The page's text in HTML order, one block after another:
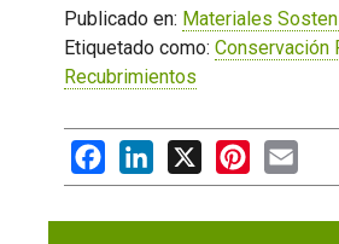
Publicado en: Materiales
Etiquetado como: Conservación
Recubrimientos
FacebookLinkedIn
X PinterestEmail